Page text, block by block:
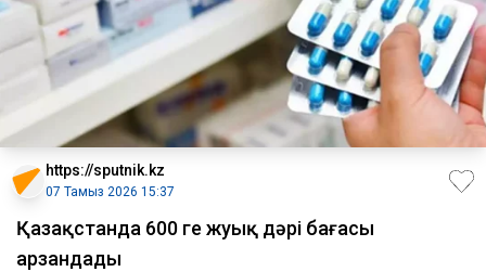
https://sputnik.kz
07 Тамыз 2026 15:37
Қазақстанда 600 ге жуық дәрі бағасы
арзандады